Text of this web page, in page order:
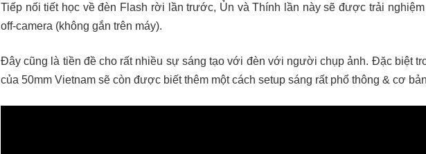
Tiếp nối tiết học về đèn Flash rời lần trước, Ủn và Thính lần này sẽ được trải
off-camera (không gắn trên máy).
Đây cũng là tiền đề cho rất nhiều sự sáng tạo với đèn với người chụp ảnh. Đặc biệt
của 50mm Vietnam sẽ còn được biết thêm một cách setup sáng rất phổ thông & cơ